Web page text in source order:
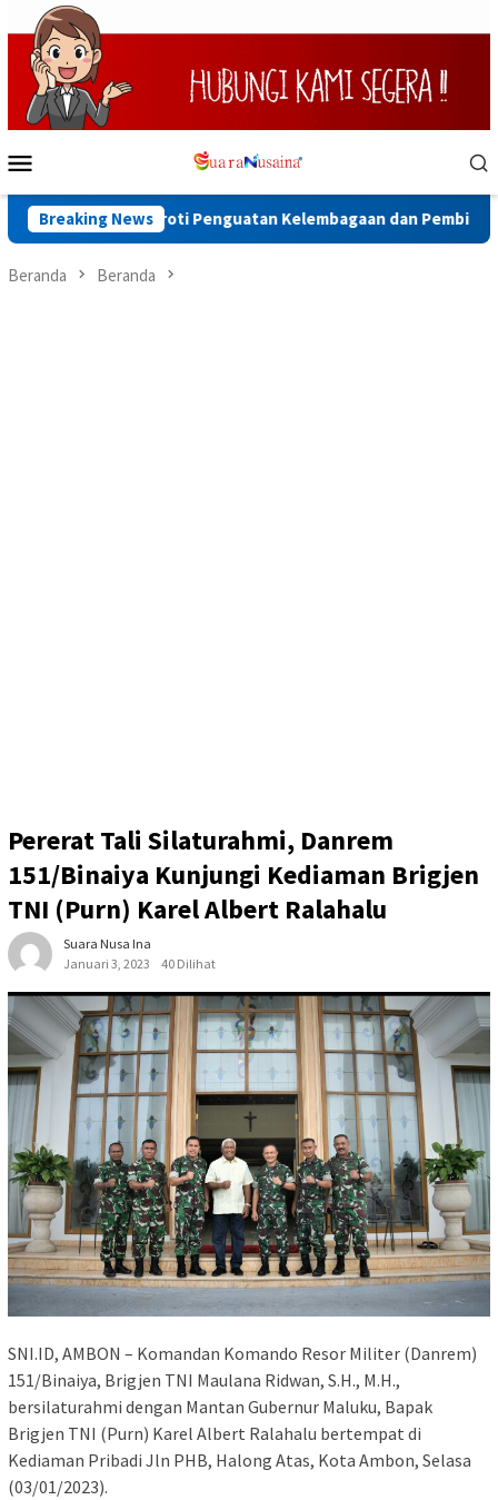
Loncat
ke
konten
Mobile
Breaking News
Soroti Penguatan Kelembagaan dan Pembinaan Warga
Beranda Beranda
Pererat Tali Silaturahmi, Danrem
151/Binaiya Kunjungi Kediaman Brigjen
TNI (Purn) Karel Albert Ralahalu
Suara Nusa Ina
Januari 3, 2023
40 Dilihat
SNI.ID, AMBON – Komandan Komando Resor Militer (Danrem)
151/Binaiya, Brigjen TNI Maulana Ridwan, S.H., M.H.,
bersilaturahmi dengan Mantan Gubernur Maluku, Bapak
Brigjen TNI (Purn) Karel Albert Ralahalu bertempat di
Kediaman Pribadi Jln PHB, Halong Atas, Kota Ambon, Selasa
(03/01/2023).